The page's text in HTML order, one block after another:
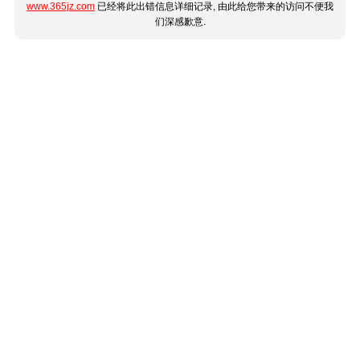
www.365jz.com 已经将此出错信息详细记录, 由此给您带来的访问不便我
们深感歉意.